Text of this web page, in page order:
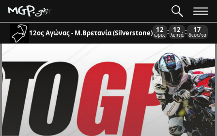
12ος Αγώνας - Μ.Βρετανία (Silverstone) 12
ώρες : 12
λεπτά : 16
δευτ/τα